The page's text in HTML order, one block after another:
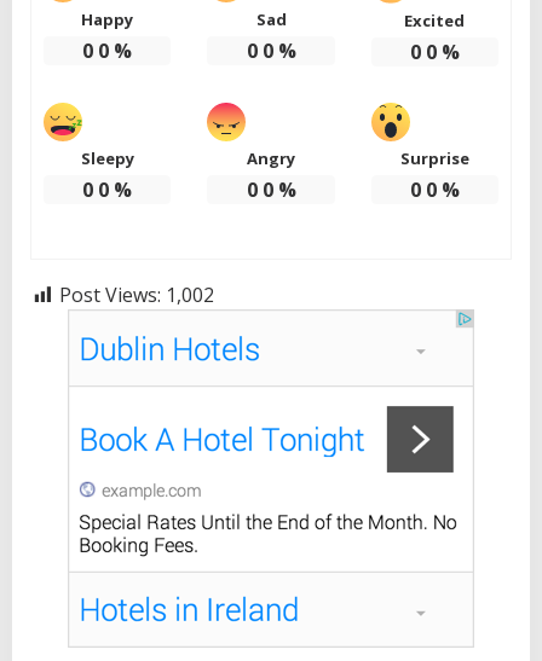
Happy
0 0 %
Sad
0 0%
Excited
0 0%
Sleepy
0 0 %
Angry
0 0%
Surprise
0 0%
Post Views: 1,002